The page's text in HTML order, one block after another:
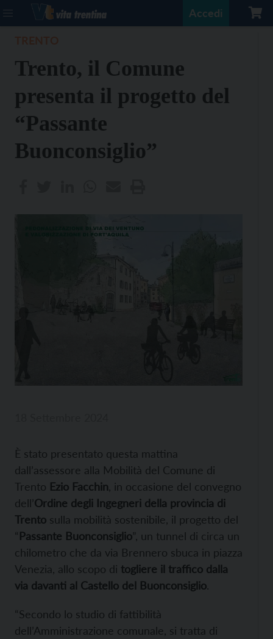
Accedi
Trento, il Comune
presenta il progetto del
“Passante
Buonconsiglio”
È stato presentato questa mattina
dall’assessore alla Mobilità del Comune di
Trento Ezio Facchin , in occasione del convegno
dell’Ordine degli Ingegneri della provincia di
Trento sulla mobilità sostenibile, il progetto del
“Passante Buonconsiglio”, un tunnel di circa un
chilometro che da via Brennero sbuca in piazza
Venezia, allo scopo di togliere il traffico dalla
via davanti al Castello del Buonconsiglio.
“Secondo lo studio di fattibilità
dell’Amministrazione comunale, si tratta di